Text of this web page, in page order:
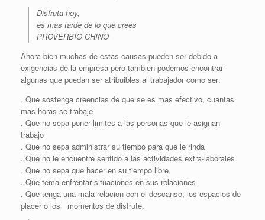
Disfruta hoy,
es mas tarde de lo que crees
PROVERBIO CHINO
Ahora bien muchas de estas causas pueden ser debido a
exigencias de la empresa pero tambien podemos encontrar
algunas que puedan ser atribuibles al trabajador como ser:
. Que sostenga creencias de que se es mas efectivo, cuantas
mas horas se trabaje
. Que no sepa poner limites a las personas que le asignan
trabajo
. Que no sepa administrar su tiempo para que le rinda
. Que no le encuentre sentido a las actividades extra-laborales
. Que no sepa que hacer en su tiempo libre.
. Que tema enfrentar situaciones en sus relaciones
. Que tenga una mala relacion con el descanso, los espacios de
placer o los momentos de disfrute.